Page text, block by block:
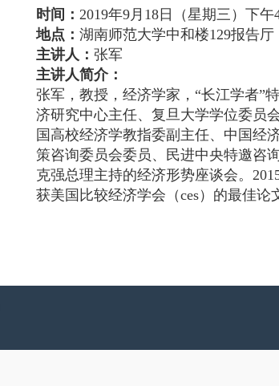
时间 ： 2019年9月18日（星期三）下午
地点： 湖南师范大学中和楼129报告厅
主讲人： 张军
主讲人简介：
张军，教授，经济学家，“长江学者”
济研究中心主任、复旦大学学位委员
国高校经济学教指委副主任、中国经
策咨询委员会委员、民进中央特邀咨
克强总理主持的经济形势座谈会。
获美国比较经济学会（ces）的最佳论